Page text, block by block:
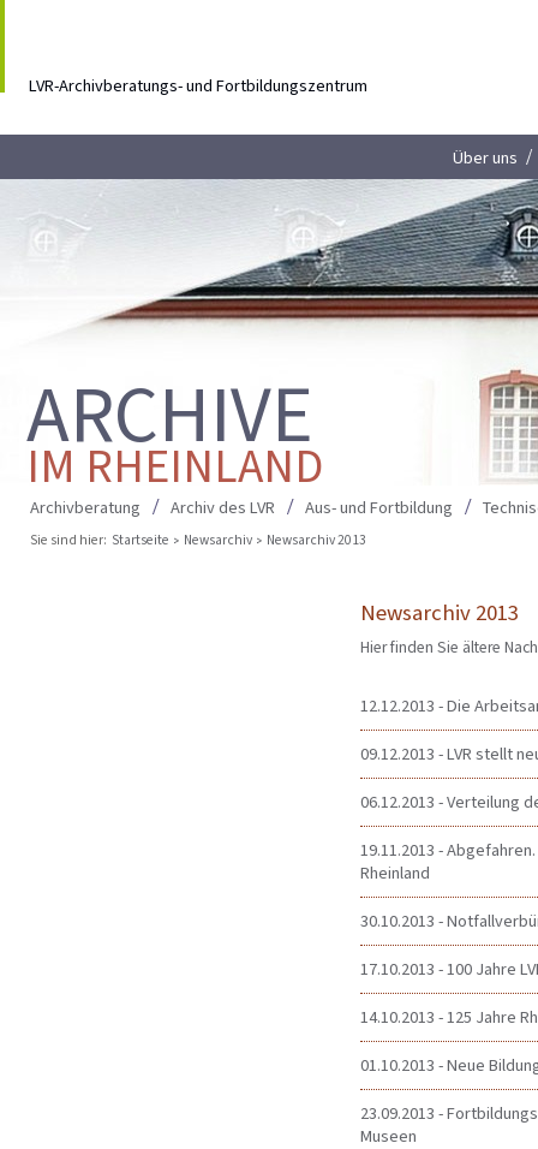
LVR-Archivberatungs- und Fortbildungszentrum
Über uns
ARCHIVE
IM RHEINLAND
Archivberatung Archiv des LVR Aus- und Fortbildung
Sie sind hier: Startseite Newsarchiv Newsarchiv 2013
Newsarchiv 2013
Hier finden Sie ältere
12.12.2013 - Die
09.12.2013 - LVR stellt
06.12.2013 - Verteilung
19.11.2013 -
Rheinland
30.10.2013 -
17.10.2013 - 100 Jahre
14.10.2013 - 125 Jahre
01.10.2013 - Neue
23.09.2013 -
Museen